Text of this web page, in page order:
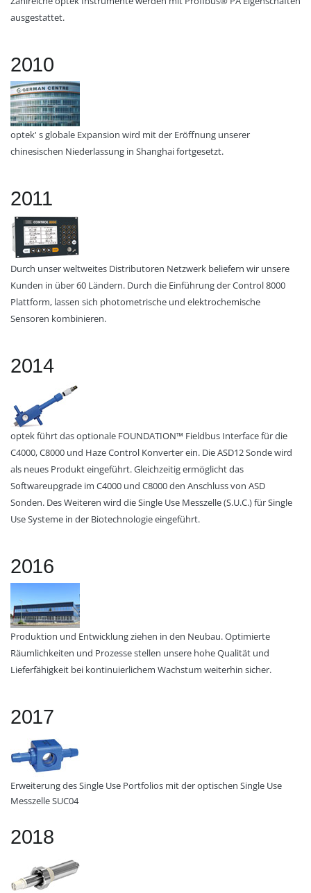
ausgestattet.
2010
optek' s globale Expansion wird mit der Eröffnung unserer
chinesischen Niederlassung in Shanghai fortgesetzt.
2011
Durch unser weltweites Distributoren Netzwerk beliefern wir unsere
Kunden in über 60 Ländern. Durch die Einführung der Control 8000
Plattform, lassen sich photometrische und elektrochemische
Sensoren kombinieren.
2014
optek führt das optionale FOUNDATION™ Fieldbus Interface für die
C4000, C8000 und Haze Control Konverter ein. Die ASD12 Sonde wird
als neues Produkt eingeführt. Gleichzeitig ermöglicht das
Softwareupgrade im C4000 und C8000 den Anschluss von ASD
Sonden. Des Weiteren wird die Single Use Messzelle (S.U.C.) für Single
Use Systeme in der Biotechnologie eingeführt.
2016
Produktion und Entwicklung ziehen in den Neubau. Optimierte
Räumlichkeiten und Prozesse stellen unsere hohe Qualität und
Lieferfähigkeit bei kontinuierlichem Wachstum weiterhin sicher.
2017
Erweiterung des Single Use Portfolios mit der optischen Single Use
Messzelle SUC04
2018